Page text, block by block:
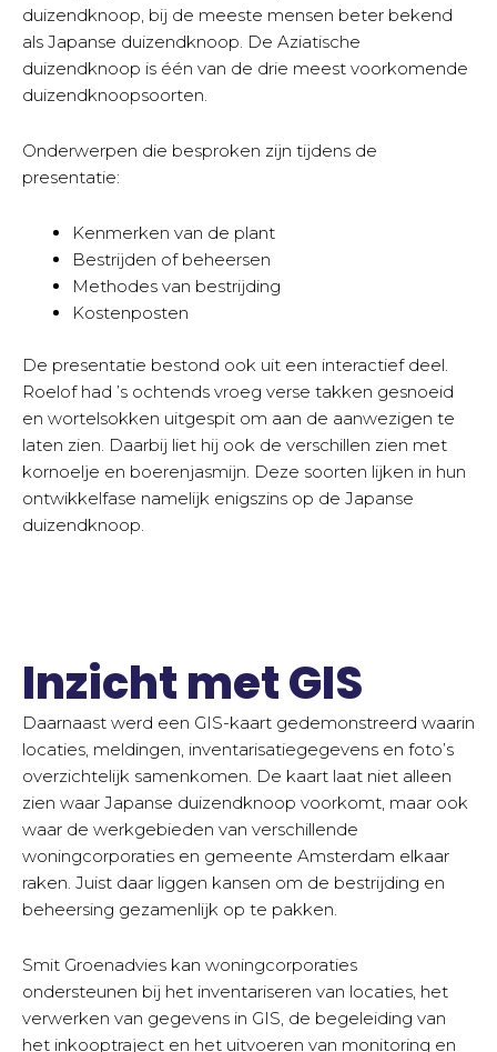
duizendknoop, bij de meeste mensen beter bekend
als Japanse duizendknoop. De Aziatische
duizendknoop is één van de drie meest voorkomende
duizendknoopsoorten.
Onderwerpen die besproken zijn tijdens de
presentatie:
Kenmerken van de plant
Bestrijden of beheersen
Methodes van bestrijding
Kostenposten
De presentatie bestond ook uit een interactief deel.
Roelof had ’s ochtends vroeg verse takken gesnoeid
en wortelsokken uitgespit om aan de aanwezigen te
laten zien. Daarbij liet hij ook de verschillen zien met
kornoelje en boerenjasmijn. Deze soorten lijken in hun
ontwikkelfase namelijk enigszins op de Japanse
duizendknoop.
Inzicht met GIS
Daarnaast werd een GIS-kaart gedemonstreerd waarin
locaties, meldingen, inventarisatiegegevens en foto’s
overzichtelijk samenkomen. De kaart laat niet alleen
zien waar Japanse duizendknoop voorkomt, maar ook
waar de werkgebieden van verschillende
woningcorporaties en gemeente Amsterdam elkaar
raken. Juist daar liggen kansen om de bestrijding en
beheersing gezamenlijk op te pakken.
Smit Groenadvies kan woningcorporaties
ondersteunen bij het inventariseren van locaties, het
verwerken van gegevens in GIS, de begeleiding van
het inkooptraject en het uitvoeren van monitoring en